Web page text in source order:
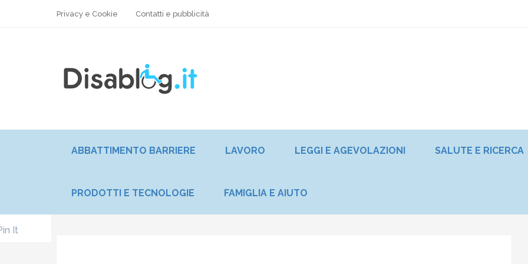
Privacy e Cookie Contatti e pubblicità
ABBATTIMENTO BARRIERE LAVORO LEGGI E AGEVOLAZIONI SALUTE E RICERCA
PRODOTTI E TECNOLOGIE FAMIGLIA E AIUTO
It